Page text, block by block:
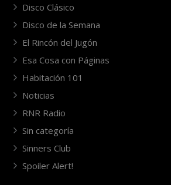
Disco Clásico
Disco de la Semana
El Rincón del Jugón
Esa Cosa con Páginas
Habitación 101
Noticias
RNR Radio
Sin categoría
Sinners Club
Spoiler Alert!